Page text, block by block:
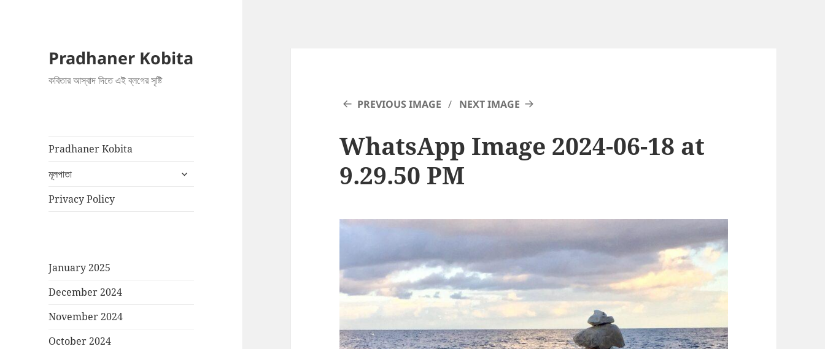
Pradhaner Kobita
কবিতার আস্বাদ দিতে এই ব্লগের সৃষ্টি
Pradhaner Kobita
মূলপাতা
expand
Privacy Policy
January 2025
December 2024
November 2024
October 2024
PREVIOUS IMAGE NEXT IMAGE
WhatsApp Image 2024-06-18 at
9.29.50 PM